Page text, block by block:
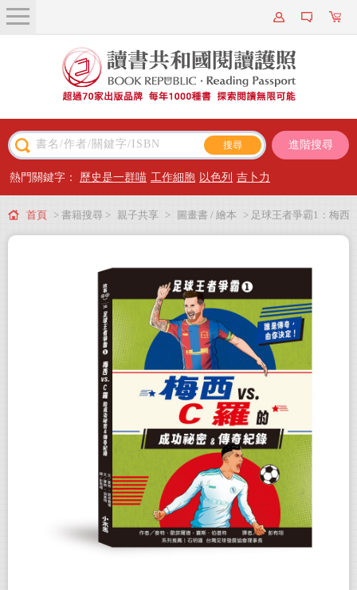
關於我們
近期新書
主題閱讀
出版專區
會員專屬
會員儲值方案
進階搜尋
熱門關鍵字： 歷史是一群喵 工作細胞 以色列 吉卜力
首頁 > 書籍搜尋 > 親子共享 > 圖畫書 / 繪本 > 足球王者爭霸1：梅西